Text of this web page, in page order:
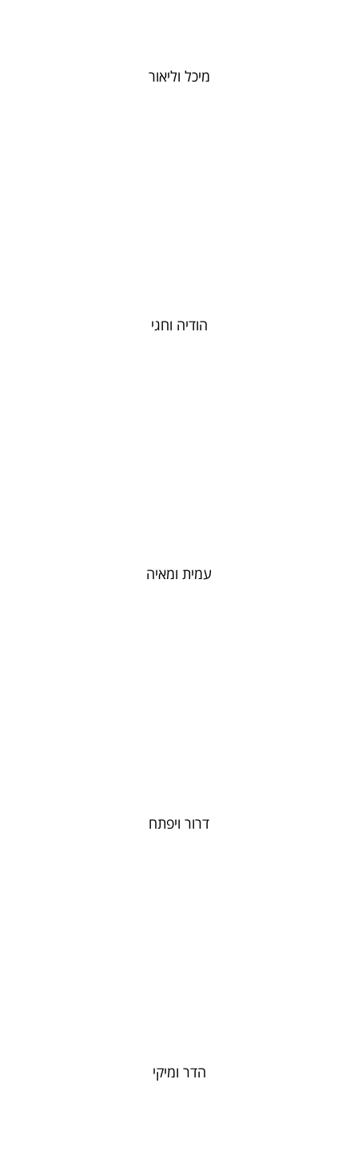
מיכל וליאור
הודיה וחגי
עמית ומאיה
דרור ויפתח
הדר ומיקי